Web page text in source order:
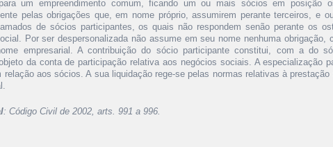
um empreendimento comum, ficando um ou mais sócios em posição
pelas obrigações que, em nome próprio, assumirem perante terceiros, e
de sócios participantes, os quais não respondem senão perante os
Por ser despersonalizada não assume em seu nome nenhuma obrigação,
empresarial. A contribuição do sócio participante constitui, com a do
da conta de participação relativa aos negócios sociais. A especialização
relação aos sócios. A sua liquidação rege-se pelas normas relativas à
: Código Civil de 2002, arts. 991 a 996.